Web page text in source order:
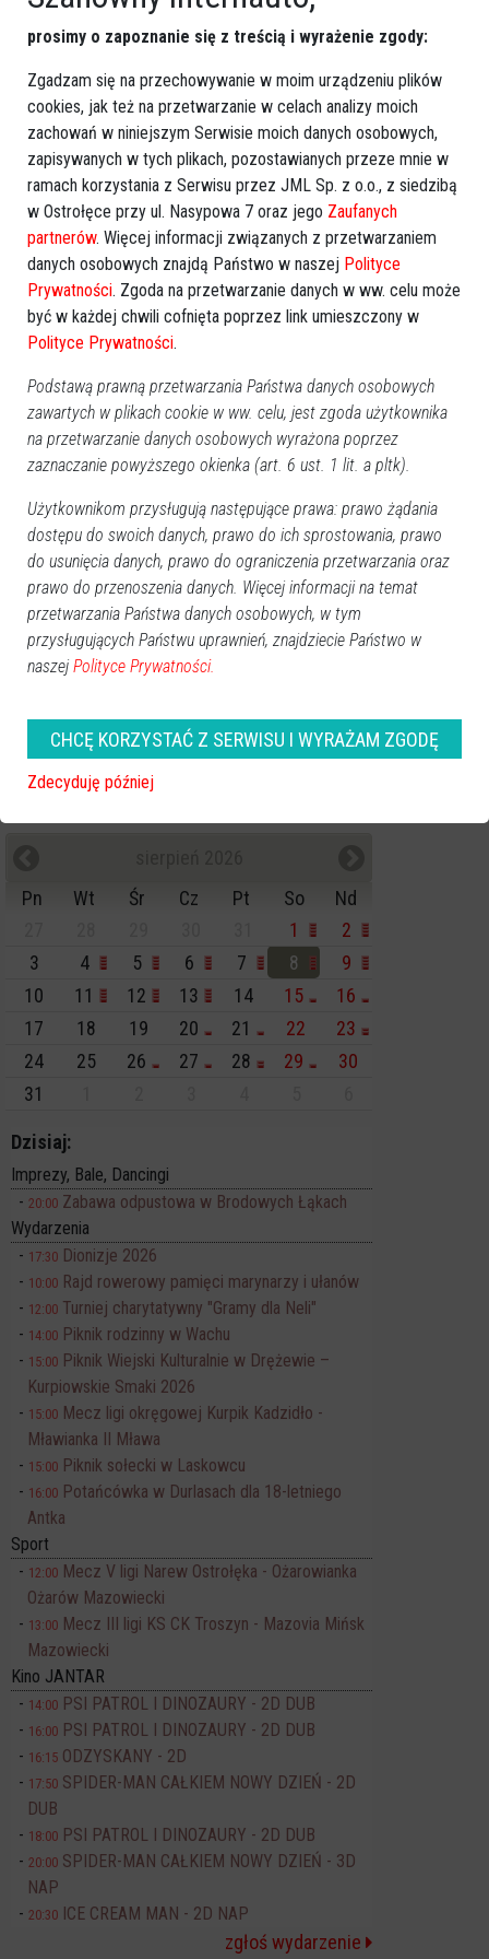
Przy obwodnicy mogą stanąć ekrany
akustyczne
Ostrołęka
2017-11-15 13:34
Poprzednia Następna
Kategorie
Ostrołęka
Powiat ostrołecki
Sport
Balujemy
Region
Polska
Kościół i społeczeństwo
Pn
Wt Śr Cz Pt So
Nd
1
2
3
4 5 6 7 8
9
10
11 12 13 14 15
16
17
18 19 20 21 22
23
24
25 26 27 28 29
30
31
Dzisiaj:
Imprezy, Bale, Dancingi
20:00 Zabawa odpustowa w Brodowych Łąkach
Wydarzenia
17:30 Dionizje 2026
10:00 Rajd rowerowy pamięci marynarzy i ułanów
12:00 Turniej charytatywny "Gramy dla Neli"
14:00 Piknik rodzinny w Wachu
15:00 Piknik Wiejski Kulturalnie w Drężewie –
Kurpiowskie Smaki 2026
15:00 Mecz ligi okręgowej Kurpik Kadzidło -
Mławianka II Mława
15:00 Piknik sołecki w Laskowcu
16:00 Potańcówka w Durlasach dla 18-letniego
Antka
Sport
12:00 Mecz V ligi Narew Ostrołęka - Ożarowianka
Ożarów Mazowiecki
13:00 Mecz III ligi KS CK Troszyn - Mazovia Mińsk
Mazowiecki
Kino JANTAR
14:00 PSI PATROL I DINOZAURY - 2D DUB
16:00 PSI PATROL I DINOZAURY - 2D DUB
16:15 ODZYSKANY - 2D
17:50 SPIDER-MAN CAŁKIEM NOWY DZIEŃ - 2D
DUB
18:00 PSI PATROL I DINOZAURY - 2D DUB
20:00 SPIDER-MAN CAŁKIEM NOWY DZIEŃ - 3D
NAP
20:30 ICE CREAM MAN - 2D NAP
zgłoś wydarzenie
prosimy o zapoznanie się z treścią i wyrażenie zgody:
Zgadzam się na przechowywanie w moim urządzeniu plików
cookies, jak też na przetwarzanie w celach analizy moich
zachowań w niniejszym Serwisie moich danych osobowych,
zapisywanych w tych plikach, pozostawianych przeze mnie w
ramach korzystania z Serwisu przez JML Sp. z o.o., z siedzibą
w Ostrołęce przy ul. Nasypowa 7 oraz jego Zaufanych
partnerów. Więcej informacji związanych z przetwarzaniem
danych osobowych znajdą Państwo w naszej Polityce
Prywatności. Zgoda na przetwarzanie danych w ww. celu może
być w każdej chwili cofnięta poprzez link umieszczony w
Polityce Prywatności.
Podstawą prawną przetwarzania Państwa danych osobowych
zawartych w plikach cookie w ww. celu, jest zgoda użytkownika
na przetwarzanie danych osobowych wyrażona poprzez
zaznaczanie powyższego okienka (art. 6 ust. 1 lit. a pltk).
Użytkownikom przysługują następujące prawa: prawo żądania
dostępu do swoich danych, prawo do ich sprostowania, prawo
do usunięcia danych, prawo do ograniczenia przetwarzania oraz
prawo do przenoszenia danych. Więcej informacji na temat
przetwarzania Państwa danych osobowych, w tym
przysługujących Państwu uprawnień, znajdziecie Państwo w
naszej Polityce Prywatności.
CHCĘ KORZYSTAĆ Z SERWISU I WYRAŻAM ZGODĘ
Zdecyduję później